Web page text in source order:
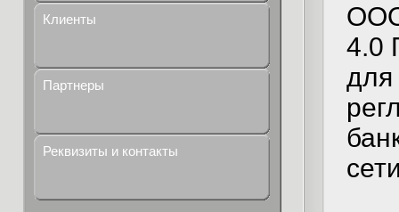
Клиенты
Партнеры
Реквизиты и контакты
4.0